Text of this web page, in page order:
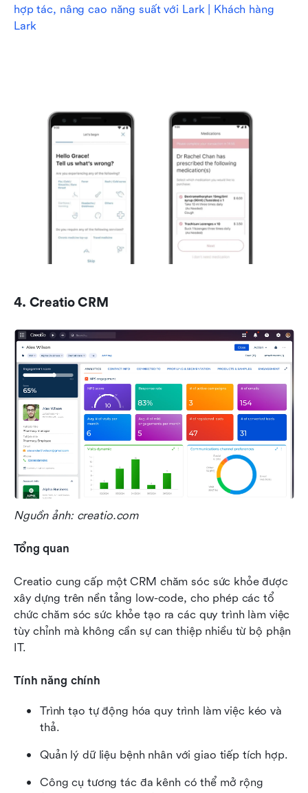
hợp tác, nâng cao năng suất với Lark | Khách hàng
Lark
4. Creatio CRM
Nguồn ảnh: creatio.com
Tổng quan
Creatio cung cấp một CRM chăm sóc sức khỏe được
xây dựng trên nền tảng low-code, cho phép các tổ
chức chăm sóc sức khỏe tạo ra các quy trình làm việc
tùy chỉnh mà không cần sự can thiệp nhiều từ bộ phận
IT.
Tính năng chính
Trình tạo tự động hóa quy trình làm việc kéo và
thả.
Quản lý dữ liệu bệnh nhân với giao tiếp tích hợp.
Công cụ tương tác đa kênh có thể mở rộng